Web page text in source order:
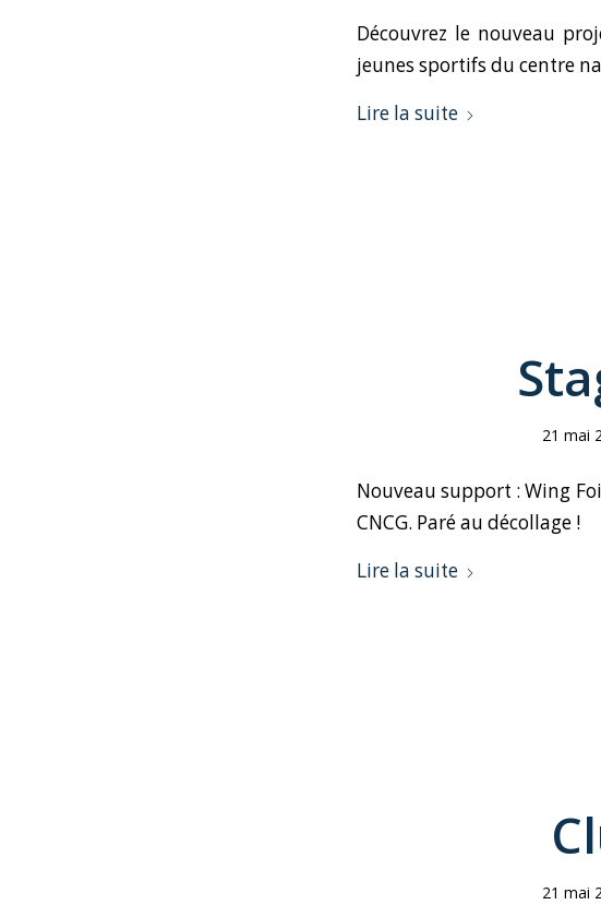
Découvrez le nouveau
jeunes sportifs du centre
Lire la suite
21 mai
Nouveau support : Wing
CNCG. Paré au décollage !
Lire la suite
21 mai